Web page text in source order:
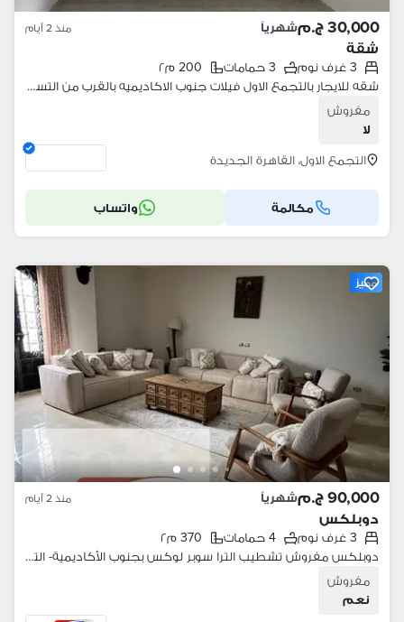
30,000 ج.م شهرياً منذ 2 أيام
شقة
3 غرف نوم 3 حمامات
200 م٢
شقه للايجار بالتجمع الاول فيلات جنوب الاكاديميه بالقرب من التسعين ومسجد حسن الشربتلي
مفروش
لا
التجمع الاول، القاهرة الجديدة
مكالمة واتساب
مميز
90,000 ج.م شهرياً منذ 2 أيام
دوبلكس
3 غرف نوم 4 حمامات
370 م٢
دوبلكس مفروش تشطيب الترا سوبر لوكس بجنوب الأكاديمية- التجمع الخامس موقع متميز فيو مفتوح بالقرب من جميع الخدمات امن وحراسه الترا سوبر لوكس
مفروش
نعم